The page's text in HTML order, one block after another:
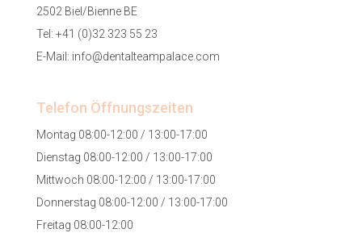
2502 Biel/Bienne BE
Tel: +41 (0)32 323 55 23
E-Mail: info@dentalteampalace.com
Telefon Öffnungszeiten
Montag 08:00-12:00 / 13:00-17:00
Dienstag 08:00-12:00 / 13:00-17:00
Mittwoch 08:00-12:00 / 13:00-17:00
Donnerstag 08:00-12:00 / 13:00-17:00
Freitag 08:00-12:00